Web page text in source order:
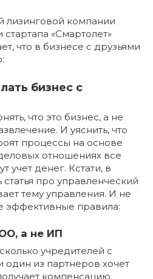
лизинговой компании
«Смартолет»
что в бизнесе с друзьями
бизнес с
что это бизнес, а не
И уяснить, что
процессы на основе
отношениях все
учет денег. Кстати, в
про управленческий
тему управления. И не
эффективные правила:
а не ИП
учредителей с
из партнеров хочет
компенсацию,